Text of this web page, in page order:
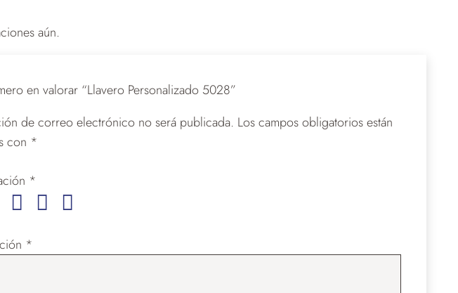
aún.
en valorar “Llavero Personalizado 5028”
de correo electrónico no será publicada. Los campos obligatorios están
con *
*
*